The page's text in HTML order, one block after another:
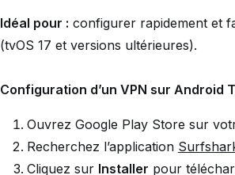
Idéal pour : configurer rapidement et
(tvOS 17 et versions ultérieures).
Configuration d’un VPN sur Android
Ouvrez Google Play Store sur
Recherchez l’application
Cliquez sur Installer pour